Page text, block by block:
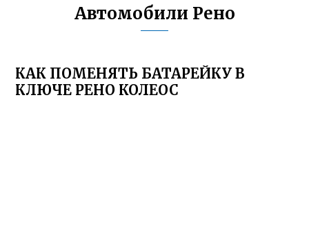
Автомобили Рено
КАК ПОМЕНЯТЬ БАТАРЕЙКУ В
КЛЮЧЕ РЕНО КОЛЕОС